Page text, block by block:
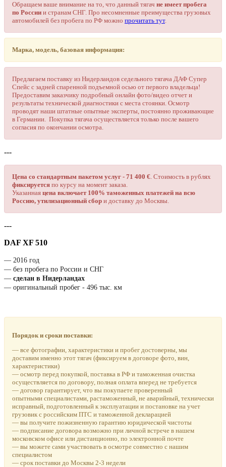
Обращаем ваше внимание на то, что данный тягач не имеет пробега
по России и странам СНГ. Про несомненные преимущества грузовых
автомобилей без пробега по РФ можно прочитать тут.
Марка, модель, базовая информация:
Предлагаем поставку из Нидерландов седельного тягача ДАФ Супер
Спейс с задней спаренной подъемной осью от первого владельца!
Предоставим заказчику подробный онлайн фото/видео отчет и
результаты технической диагностики с места стоянки. Осмотр
проводят наши штатные опытные эксперты, постоянно проживающие
в Германии. Покупка тягача осуществляется только после вашего
согласия по окончании осмотра.
---
Цена со стандартным пакетом услуг - 71 400 € . Стоимость в рублях
фиксируется по курсу на момент заказа.
Указанная цена включает 100% таможенных платежей на всю
Россию, утилизационный сбор и доставку до Москвы.
---
DAF XF 510
― 2016 год
― без пробега по России и СНГ
― сделан в Нидерландах
― оригинальный пробег - 496 тыс. км
Порядок и сроки поставки:
― все фотографии, характеристики и пробег достоверны, мы
доставим именно этот тягач (фиксируем в договоре фото, вин,
характеристики)
― осмотр перед покупкой, поставка в РФ и таможенная очистка
осуществляется по договору, полная оплата вперед не требуется
― договор гарантирует, что вы покупаете проверенный
опытными специалистами, растаможенный, не аварийный, технически
исправный, подготовленный к эксплуатации и постановке на учет
грузовик с российским ПТС и таможенной декларацией
― вы получите пожизненную гарантию юридической чистоты
― подписание договора возможно при личной встрече в нашем
московском офисе или дистанционно, по электронной почте
― вы можете сами участвовать в осмотре совместно с нашим
специалистом
― срок поставки до Москвы 2-3 недели